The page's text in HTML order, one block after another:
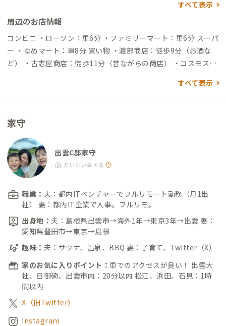
すべて表示
周辺のお店情報
コンビニ ・ローソン：車6分 ・ファミリーマート：車6分 スーパ
ー ・ゆめマート：車8分 買い物 ・渡部商店：徒歩9分（お酒な
ど） ・古志屋商店：徒歩11分（昔ながらの商店） ・コスモス神
4分（定食） ・やぎさんカフェ：車4分（軽食やスイーツ） ・パ
すべて表示
家守
出雲C邸家守
だいたい会える
職業： 夫：都内ITベンチャーでフルリモート勤務（月1出
社） 妻：都内IT企業で人事。フルリモ。
出身地： 夫：島根県出雲市→海外1年→東京3年→出雲 妻：
愛知県豊田市→東京→島根
趣味： 夫：サウナ、温泉、BBQ 妻：子育て、Twitter（X）
家のお気に入りポイント： 車でのアクセスが良い！ 出雲大
社、日御碕、出雲市内：20分以内 松江、浜田、石見：1時
間以内
X（旧Twitter）
Instagram